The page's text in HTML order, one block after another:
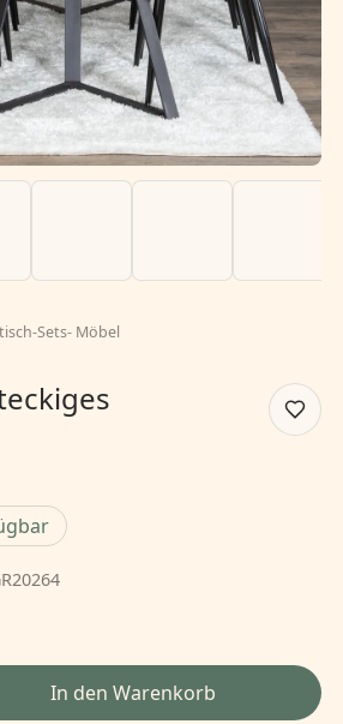
Sets- Möbel
In den Warenkorb